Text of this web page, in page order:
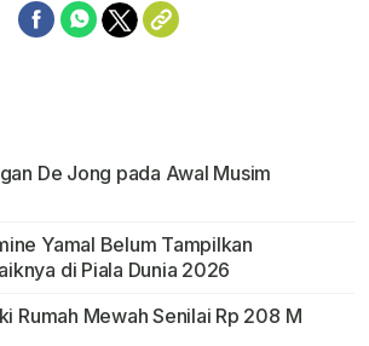
De Jong pada Awal Musim
Yamal Belum Tampilkan
di Piala Dunia 2026
Rumah Mewah Senilai Rp 208 M